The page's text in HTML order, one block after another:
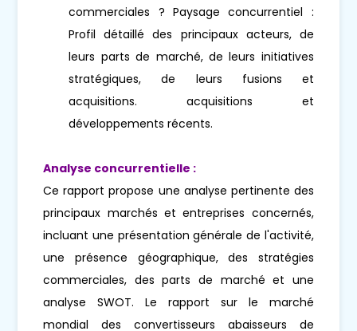
commerciales ? Paysage concurrentiel :
Profil détaillé des principaux acteurs, de
leurs parts de marché, de leurs initiatives
stratégiques, de leurs fusions et
acquisitions. acquisitions et
développements récents.
Analyse concurrentielle :
Ce rapport propose une analyse pertinente des
principaux marchés et entreprises concernés,
incluant une présentation générale de l'activité,
une présence géographique, des stratégies
commerciales, des parts de marché et une
analyse SWOT. Le rapport sur le marché
mondial des convertisseurs abaisseurs de